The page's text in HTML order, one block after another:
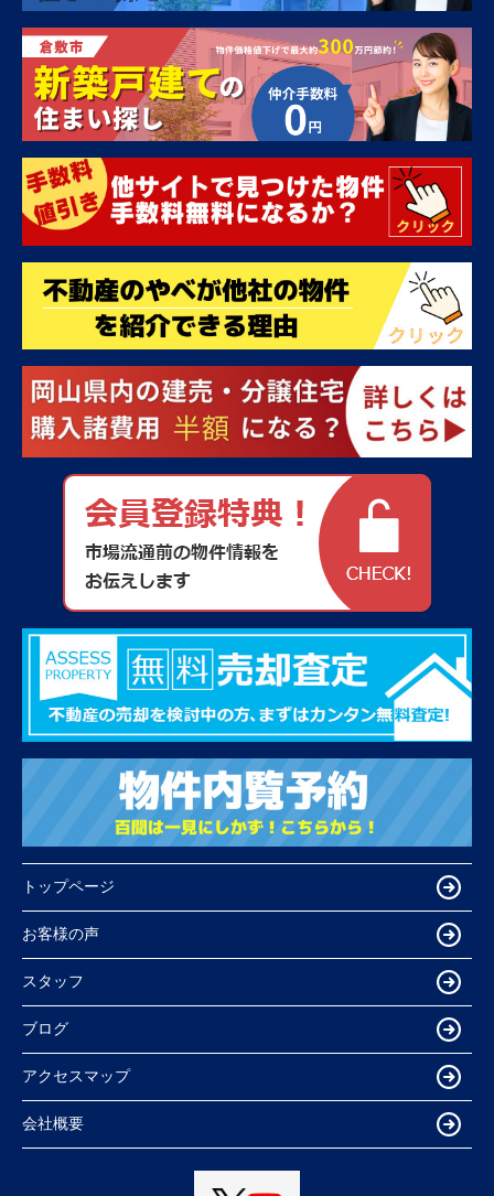
トップページ
お客様の声
スタッフ
ブログ
アクセスマップ
会社概要